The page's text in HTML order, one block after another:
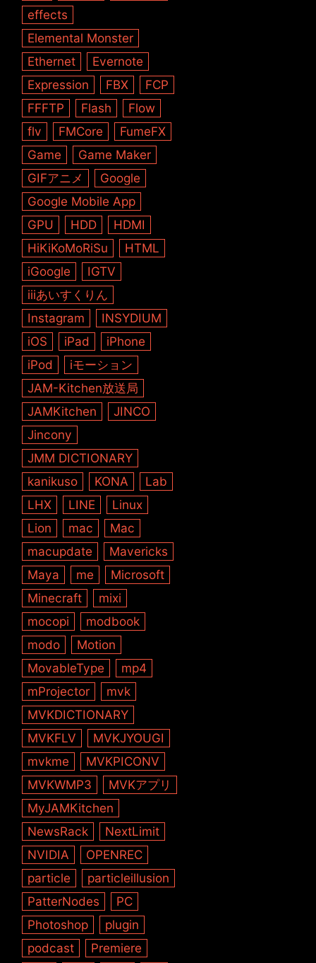
effects
Elemental Monster
Ethernet
Evernote
Expression
FBX
FCP
FFFTP
Flash
Flow
flv
FMCore
FumeFX
Game
Game Maker
GIFアニメ
Google
Google Mobile App
GPU
HDD
HDMI
HiKiKoMoRiSu
HTML
iGoogle
IGTV
iiiあいすくりん
Instagram
INSYDIUM
iOS
iPad
iPhone
iPod
iモーション
JAM-Kitchen放送局
JAMKitchen
JINCO
Jincony
JMM DICTIONARY
kanikuso
KONA
Lab
LHX
LINE
Linux
Lion
mac
Mac
macupdate
Mavericks
Maya
me
Microsoft
Minecraft
mixi
mocopi
modbook
modo
Motion
MovableType
mp4
mProjector
mvk
MVKDICTIONARY
MVKFLV
MVKJYOUGI
mvkme
MVKPICONV
MVKWMP3
MVKアプリ
MyJAMKitchen
NewsRack
NextLimit
NVIDIA
OPENREC
particle
particleillusion
PatterNodes
PC
Photoshop
plugin
podcast
Premiere